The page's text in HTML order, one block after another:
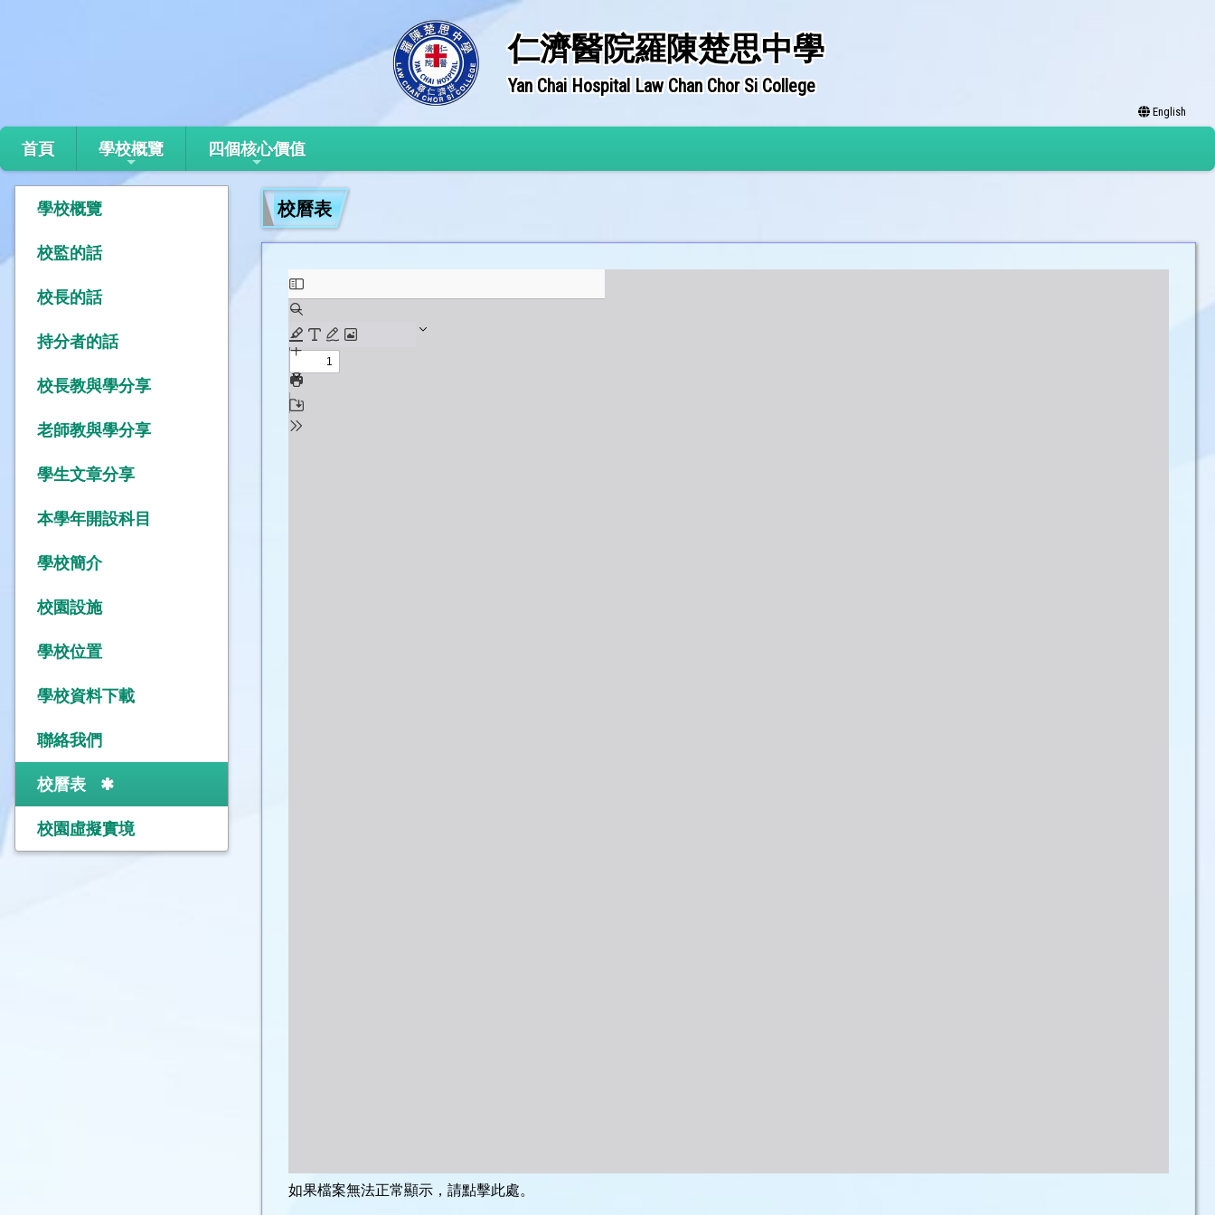
仁濟醫院羅陳楚思中學
Yan Chai Hospital Law Chan Chor Si College
English
首頁 學校概覽 四個核心價值
學校概覽
校監的話
校長的話
持分者的話
校長教與學分享
老師教與學分享
學生文章分享
本學年開設科目
學校簡介
校園設施
學校位置
學校資料下載
聯絡我們
校曆表
校園虛擬實境
校曆表
如果檔案無法正常顯示，請點擊此處。